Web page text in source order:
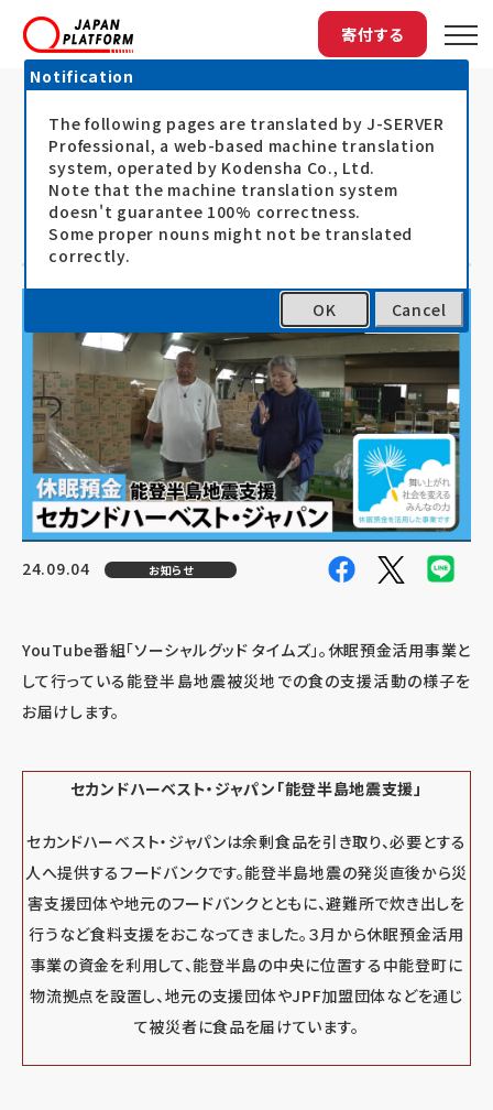
寄付する
トップ 最新情報 JPF公式YouTube番組「ソーシャル...
JPF公式YouTube番組「ソーシャルグ
ッド タイムズ」休眠預金活用事業『能
登半島地震支援』
24.09.04 お知らせ
YouTube番組「ソーシャルグッド タイムズ」。休眠預金活用事業と
して行っている能登半島地震被災地での食の支援活動の様子を
お届けします。
セカンドハーベスト・ジャパン「能登半島地震支援」
セカンドハーベスト・ジャパンは余剰食品を引き取り、必要とする
人へ提供するフードバンクです。能登半島地震の発災直後から災
害支援団体や地元のフードバンクとともに、避難所で炊き出しを
行うなど食料支援をおこなってきました。３月から休眠預金活用
事業の資金を利用して、能登半島の中央に位置する中能登町に
物流拠点を設置し、地元の支援団体やJPF加盟団体などを通じ
て被災者に食品を届けています。
Notification
The following pages are translated by J-SERVER
Professional, a web-based machine translation
system, operated by Kodensha Co., Ltd.
Note that the machine translation system
doesn't guarantee 100% correctness.
Some proper nouns might not be translated
correctly.
OK Cancel